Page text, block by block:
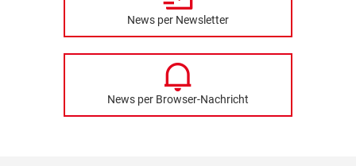
News per Newsletter
News per Browser-Nachricht